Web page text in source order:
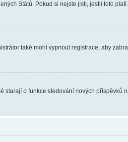
Států. Pokud si nejste jisti, jestli toto
také mohl vypnout registrace, aby
o funkce sledování nových příspěvků